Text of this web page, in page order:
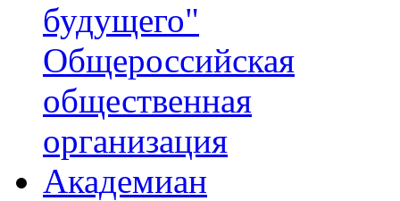
будущего"
Общероссийская
общественная
организация
Академиан